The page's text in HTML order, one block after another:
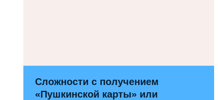
Сложности с получением
«Пушкинской карты» или